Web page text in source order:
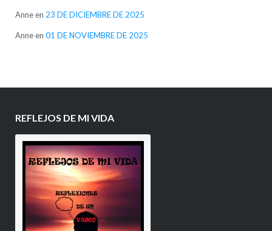
Anneen 23 DE DICIEMBRE DE 2025
Anneen 01 DE NOVIEMBRE DE 2025
REFLEJOS DE MI VIDA